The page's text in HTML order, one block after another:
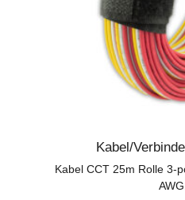
Kabel/
Kabel CCT 25m Rolle 3-